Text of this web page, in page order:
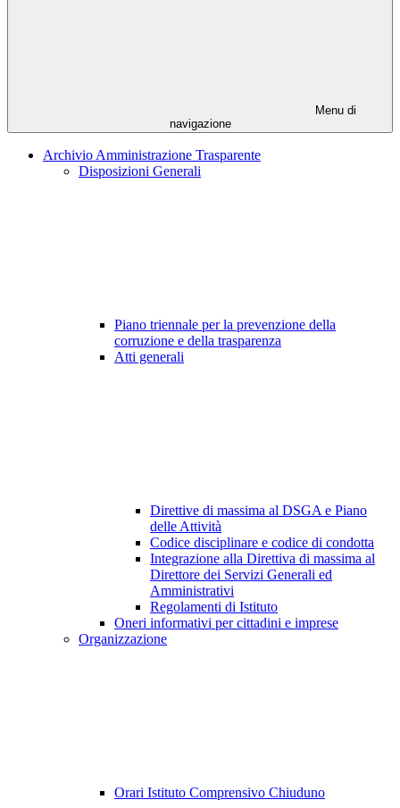
Menu di
navigazione
Archivio Amministrazione Trasparente
Disposizioni Generali
Piano triennale per la prevenzione della
corruzione e della trasparenza
Atti generali
Direttive di massima al DSGA e Piano
delle Attività
Codice disciplinare e codice di condotta
Integrazione alla Direttiva di massima al
Direttore dei Servizi Generali ed
Amministrativi
Regolamenti di Istituto
Oneri informativi per cittadini e imprese
Organizzazione
Orari Istituto Comprensivo Chiuduno